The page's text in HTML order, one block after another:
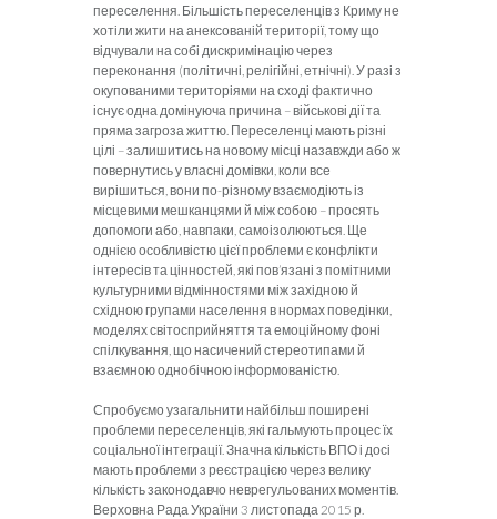
переселення. Більшість переселенців з Криму не
хотіли жити на анексованій території, тому що
відчували на собі дискримінацію через
переконання (політичні, релігійні, етнічні). У разі з
окупованими територіями на сході фактично
існує одна домінуюча причина – військові дії та
пряма загроза життю. Переселенці мають різні
цілі – залишитись на новому місці назавжди або ж
повернутись у власні домівки, коли все
вирішиться, вони по-різному взаємодіють із
місцевими мешканцями й між собою – просять
допомоги або, навпаки, самоізолюються. Ще
однією особливістю цієї проблеми є конфлікти
інтересів та цінностей, які пов’язані з помітними
культурними відмінностями між західною й
східною групами населення в нормах поведінки,
моделях світосприйняття та емоційному фоні
спілкування, що насичений стереотипами й
взаємною однобічною інформованістю.
Спробуємо узагальнити найбільш поширені
проблеми переселенців, які гальмують процес їх
соціальної інтеграції. Значна кількість ВПО і досі
мають проблеми з реєстрацією через велику
кількість законодавчо неврегульованих моментів.
Верховна Рада України 3 листопада 2015 р.